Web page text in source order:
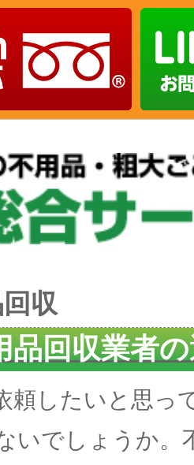
収
品回収業者
頼したいと思っ
いでしょうか。